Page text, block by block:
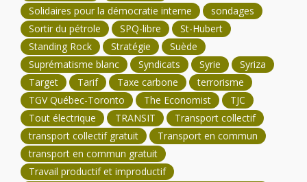
Solidaires pour la démocratie interne
sondages
Sortir du pétrole
SPQ-libre
St-Hubert
Standing Rock
Stratégie
Suède
Suprématisme blanc
Syndicats Syrie
Syriza
Target
Tarif Taxe carbone
terrorisme
TGV Québec-Toronto
The Economist
TJC
Tout électrique
TRANSIT
Transport collectif
transport collectif gratuit
Transport en commun
transport en commun gratuit
Travail productif et improductif